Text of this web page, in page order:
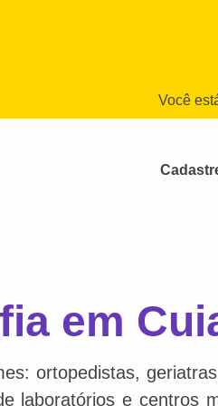
Você
em
ortopedistas,
laboratórios e centros